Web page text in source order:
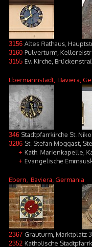
3156 Altes Rathaus,
3160 Pulverturm,
3155 Ev. Kirche,
Ebermannstadt , Baviera,
346 Stadtpfarrkirche St.
3286 St. Stefan Moggast,
+ Kath. Marienkapelle,
+ Evangelische
Ebern , Baviera, Germania
2367 Grauturm, Marktplatz
2352 Katholische